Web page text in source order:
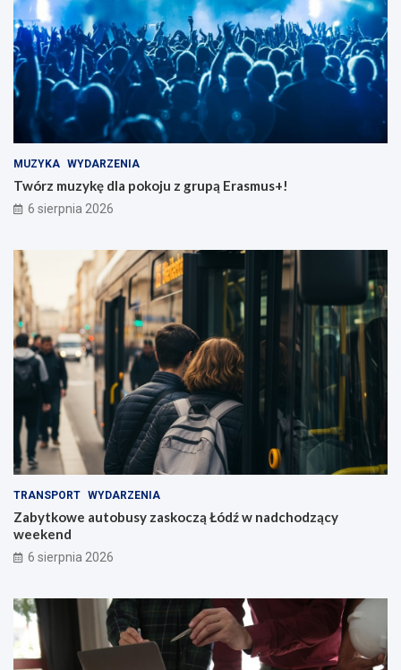
MUZYKA WYDARZENIA
Twórz muzykę dla pokoju z grupą Erasmus+!
6 sierpnia 2026
TRANSPORT WYDARZENIA
Zabytkowe autobusy zaskoczą Łódź w nadchodzący
weekend
6 sierpnia 2026